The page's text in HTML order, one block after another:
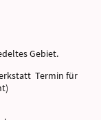
Gebiet.
Termin für